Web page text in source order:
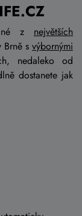
z největších
Brně s výbornými
nedaleko od
dostanete jak